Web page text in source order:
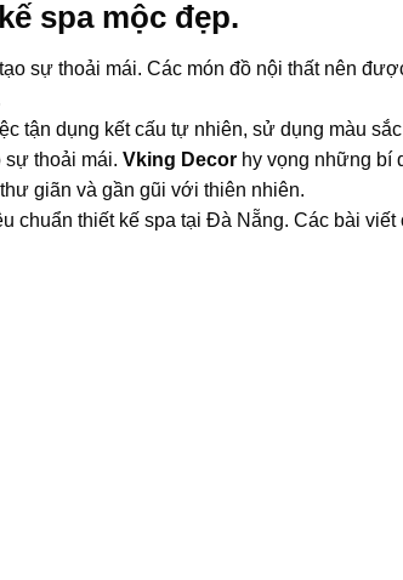
spa mộc đẹp.
sự thoải mái. Các món đồ nội thất nên
tận dụng kết cấu tự nhiên, sử dụng màu
sự thoải mái. Vking Decor hy vọng những bí
giãn và gần gũi với thiên nhiên.
chuẩn thiết kế spa tại Đà Nẵng. Các bài